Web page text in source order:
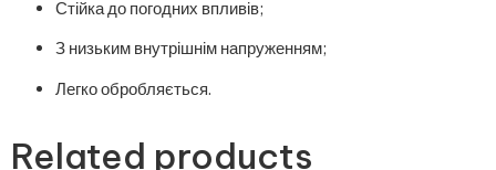
Стійка до погодних впливів;
З низьким внутрішнім напруженням;
Легко обробляється.
Related products